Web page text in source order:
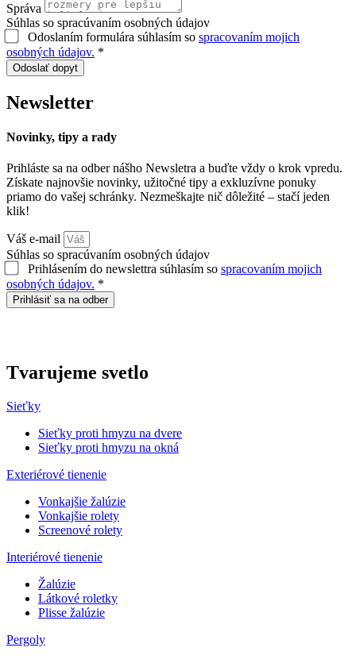
Správa
Súhlas so spracúvaním osobných údajov
Odoslaním formulára súhlasím so spracovaním mojich
osobných údajov. *
Odoslať dopyt
Newsletter
Novinky, tipy a rady
Prihláste sa na odber nášho Newsletra a buďte vždy o krok vpredu.
Získate najnovšie novinky, užitočné tipy a exkluzívne ponuky
priamo do vašej schránky. Nezmeškajte nič dôležité – stačí jeden
klik!
Váš e-mail
Súhlas so spracúvaním osobných údajov
Prihlásením do newslettra súhlasím so spracovaním mojich
osobných údajov. *
Prihlásiť sa na odber
Tvarujeme svetlo
Sieťky
Sieťky proti hmyzu na dvere
Sieťky proti hmyzu na okná
Exteriérové tienenie
Vonkajšie žalúzie
Vonkajšie rolety
Screenové rolety
Interiérové tienenie
Žalúzie
Látkové roletky
Plisse žalúzie
Pergoly